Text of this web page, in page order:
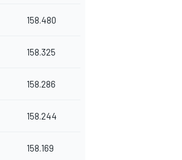
158.480
158.325
158.286
158.244
158.169